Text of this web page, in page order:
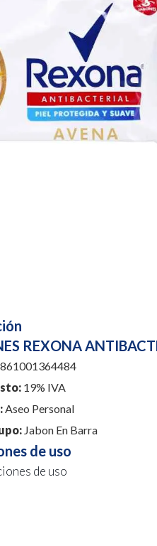
REXONA
19% IVA
Aseo Personal
Jabon En Barra
de uso
de uso